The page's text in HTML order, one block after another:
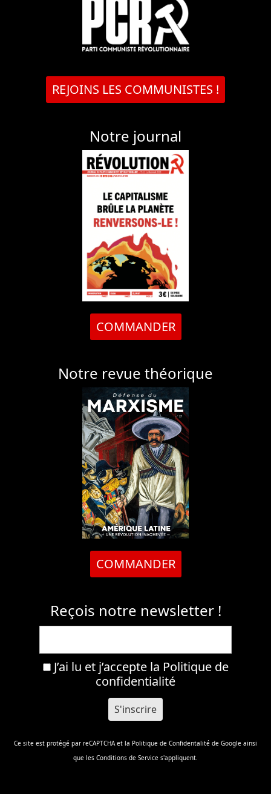
REJOINS LES COMMUNISTES !
Notre journal
COMMANDER
Notre revue théorique
COMMANDER
Reçois notre newsletter !
J’ai lu et j’accepte la Politique de
confidentialité
Ce site est protégé par reCAPTCHA et la Politique de Confidentalité de Google ainsi
que les Conditions de Service s'appliquent.